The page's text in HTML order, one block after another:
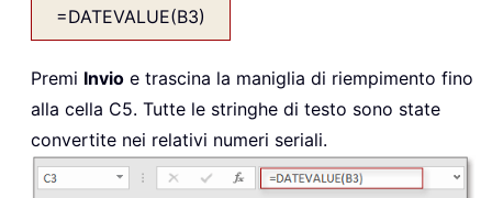
=DATEVALUE(B3)
Premi Invio e trascina la maniglia di riempimento fino
alla cella C5. Tutte le stringhe di testo sono state
convertite nei relativi numeri seriali.